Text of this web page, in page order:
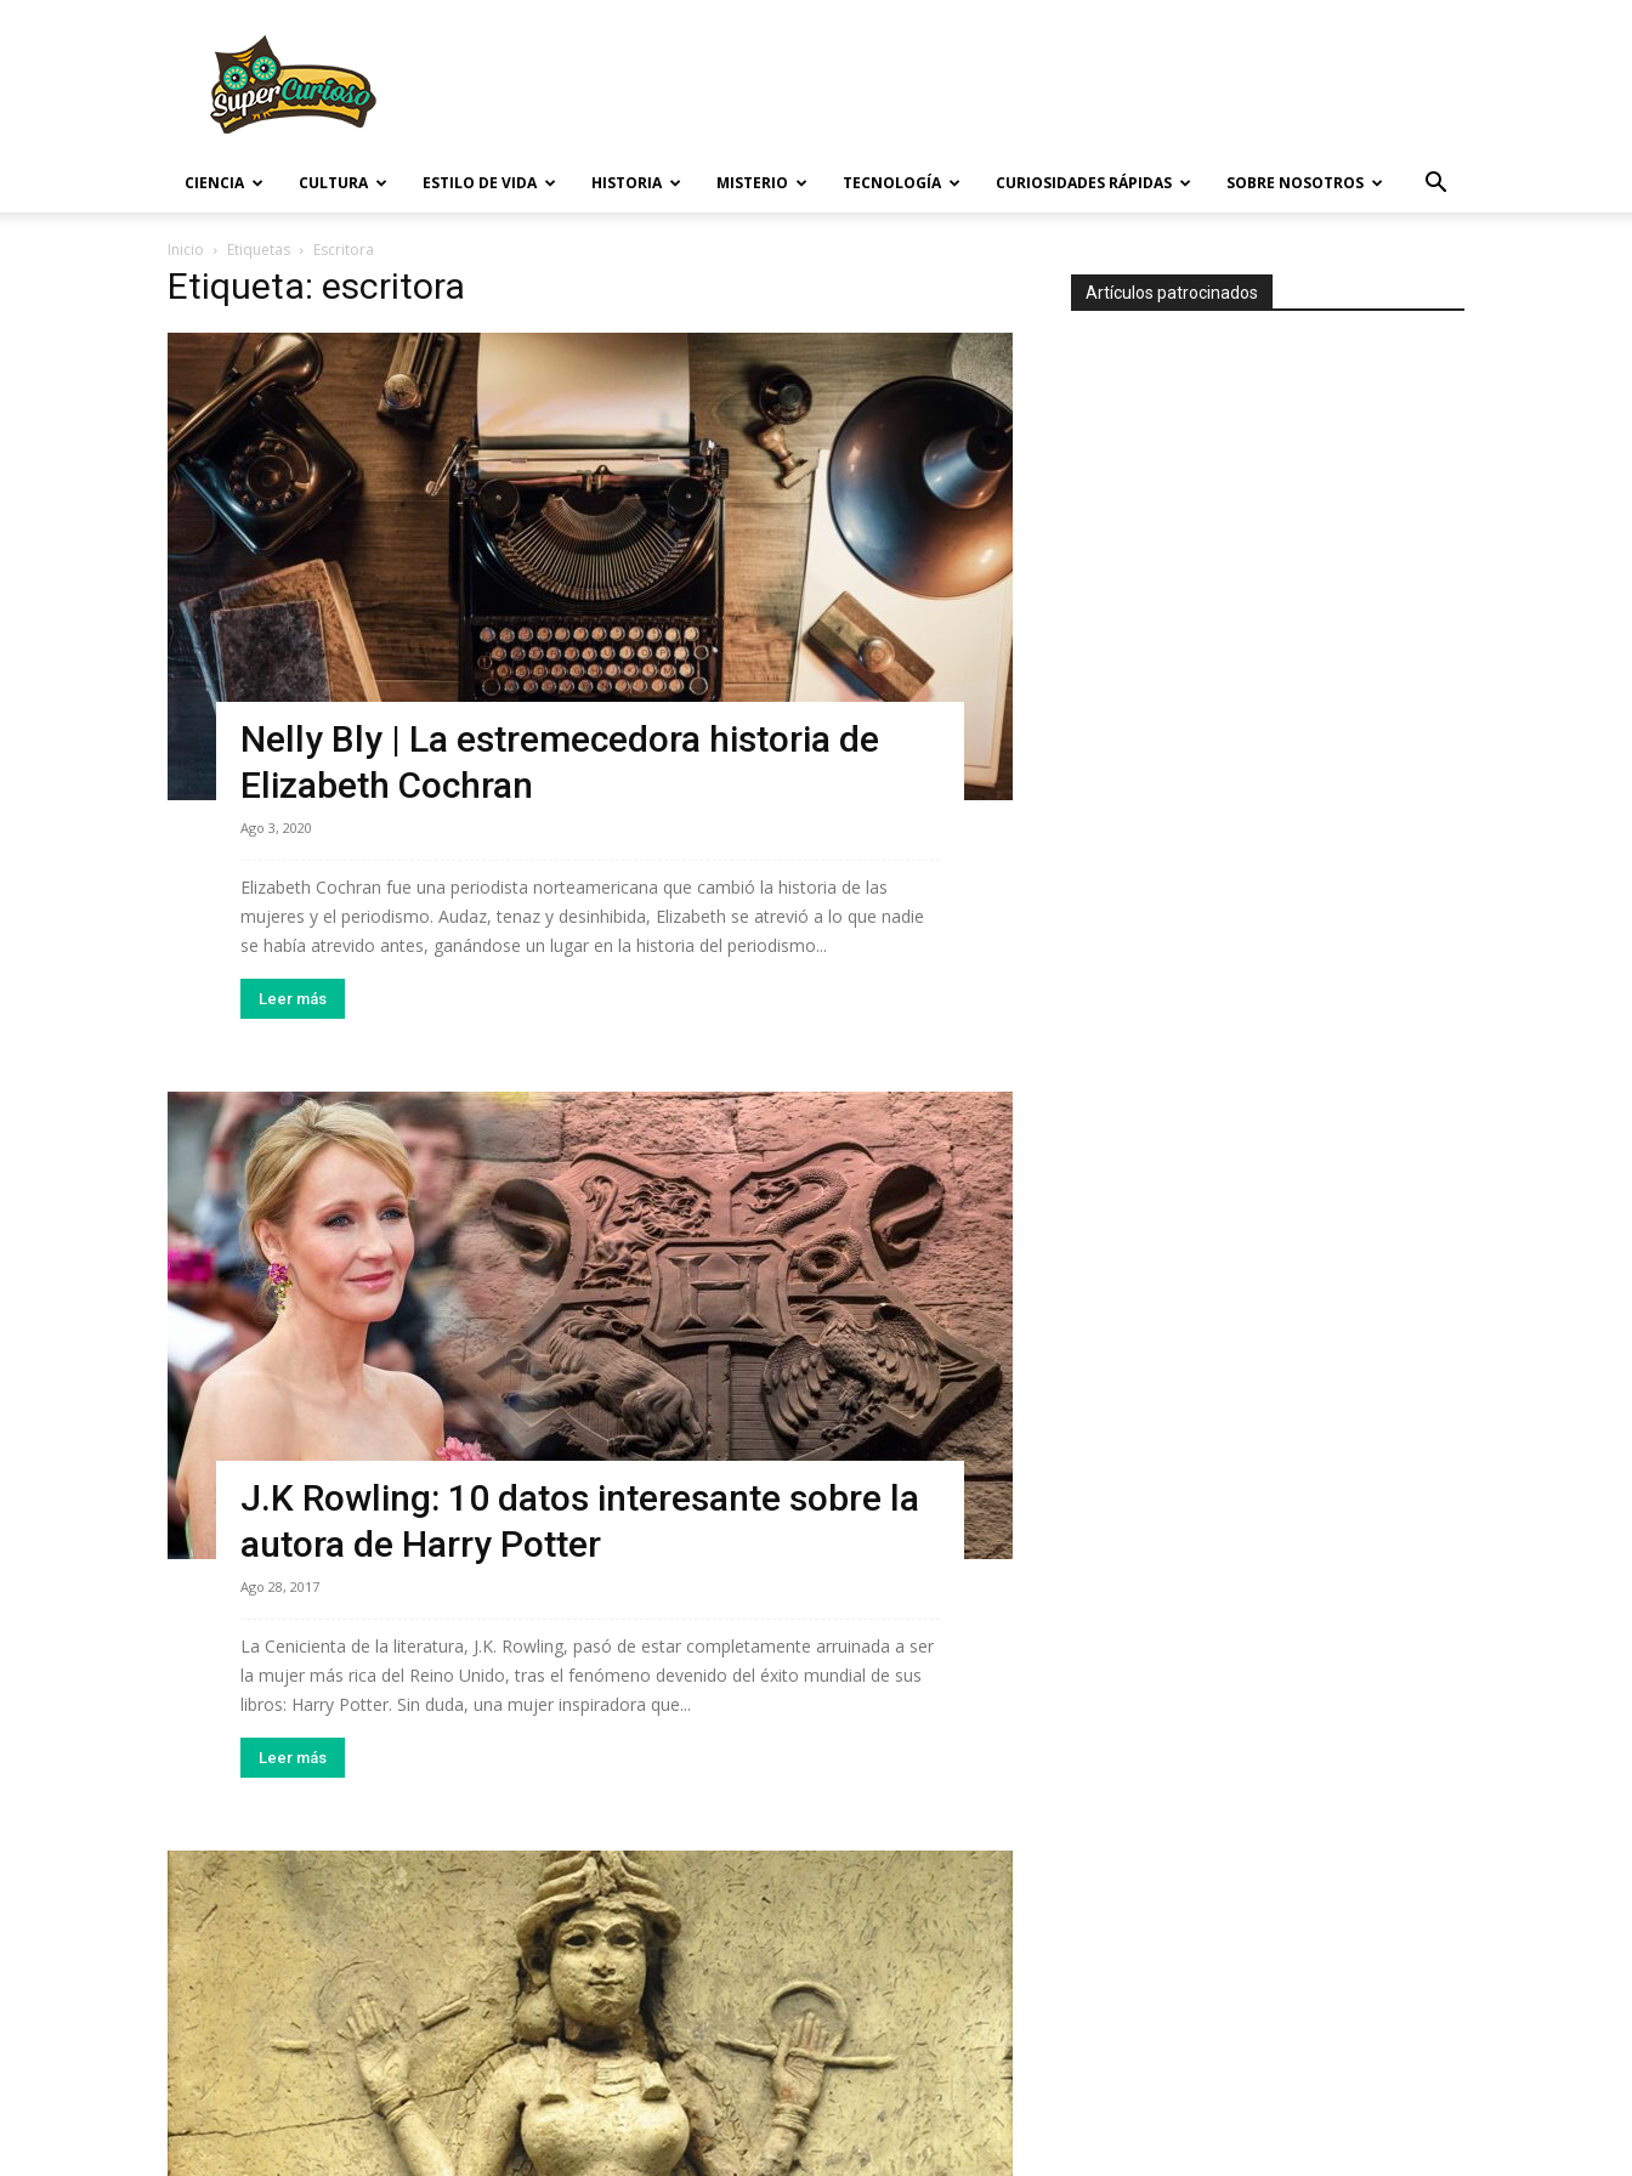
CIENCIA CULTURA ESTILO DE VIDA HISTORIA MISTERIO TECNOLOGÍA CURIOSIDADES RÁPIDAS SOBRE NOSOTROS
Inicio Etiquetas Escritora
Etiqueta: escritora
Nelly Bly | La estremecedora historia de
Elizabeth Cochran
Ago 3, 2020
Elizabeth Cochran fue una periodista norteamericana que cambió la historia de las
mujeres y el periodismo. Audaz, tenaz y desinhibida, Elizabeth se atrevió a lo que nadie
se había atrevido antes, ganándose un lugar en la historia del periodismo...
Leer más
J.K Rowling: 10 datos interesante sobre la
autora de Harry Potter
Ago 28, 2017
La Cenicienta de la literatura, J.K. Rowling, pasó de estar completamente arruinada a ser
la mujer más rica del Reino Unido, tras el fenómeno devenido del éxito mundial de sus
libros: Harry Potter. Sin duda, una mujer inspiradora que...
Leer más
Artículos patrocinados